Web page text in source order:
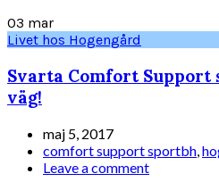
03 mar
Livet hos Hogengård
Svarta Comfort
väg!
maj 5, 2017
comfort support sportbh
Leave a comment